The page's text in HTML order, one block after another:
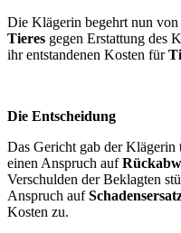
Die Klägerin begehrt nun
Tieres gegen Erstattung des
ihr entstandenen Kosten für
Die Entscheidung
Das Gericht gab der
einen Anspruch auf
Verschulden der Beklagten
Anspruch auf
Kosten zu.